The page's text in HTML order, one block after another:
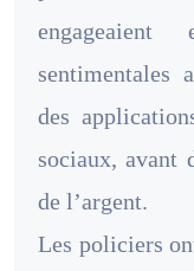
engageaient
sentimentales
des
sociaux, avant
de l’argent.
Les policiers